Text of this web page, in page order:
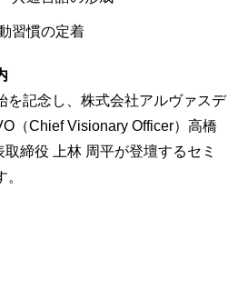
習慣の定着
を記念し、株式会社アルヴァスデ
（Chief Visionary Officer）高橋
締役 上林 周平が登壇するセミ